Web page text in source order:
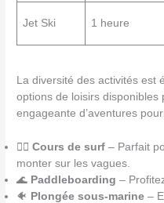
Jet Ski 1 heure
La diversité des activités est
options de loisirs disponibles
engageante d’aventures
🏄‍♂️Cours de surf – Parfait
monter sur les vagues.
🌊 Paddleboarding –
🐠 Plongée sous-marine –